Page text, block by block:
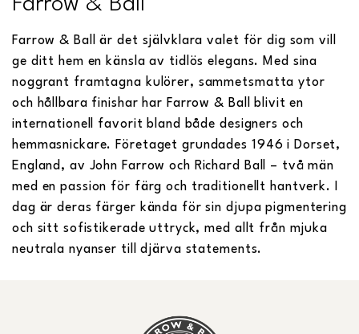
Farrow & Ball
Farrow & Ball är det självklara valet för dig som vill
ge ditt hem en känsla av tidlös elegans. Med sina
noggrant framtagna kulörer, sammetsmatta ytor
och hållbara finishar har Farrow & Ball blivit en
internationell favorit bland både designers och
hemmasnickare. Företaget grundades 1946 i Dorset,
England, av John Farrow och Richard Ball – två män
med en passion för färg och traditionellt hantverk. I
dag är deras färger kända för sin djupa pigmentering
och sitt sofistikerade uttryck, med allt från mjuka
neutrala nyanser till djärva statements.